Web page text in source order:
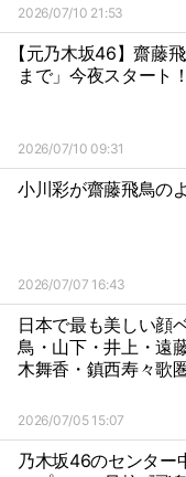
2026/07/10 21:53
【元乃木坂46】齋藤
まで」今夜スタート！
2026/07/10 09:31
小川彩が齋藤飛鳥の
2026/07/07 16:43
日本で最も美しい顔
鳥・山下・井上・遠
木舞香・鎮西寿々歌
2026/07/05 15:07
乃木坂46のセンター